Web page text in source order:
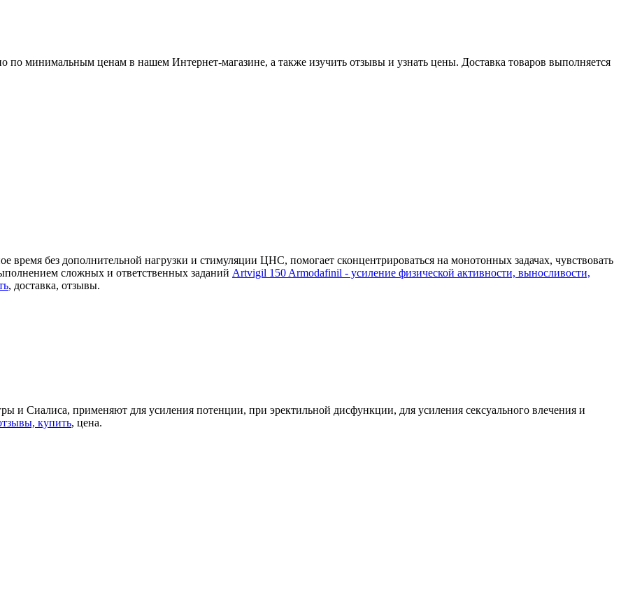
по минимальным ценам в нашем Интернет-магазине, а также изучить отзывы и узнать цены. Доставка товаров выполняется
время без дополнительной нагрузки и стимуляции ЦНС, помогает сконцентрироваться на монотонных задачах, чувствовать
сложных и ответственных заданий Artvigil 150 Armodafinil - усиление физической активности, выносливости,
, доставка, отзывы.
и Сиалиса, применяют для усиления потенции, при эректильной дисфункции, для усиления сексуального влечения и
купить, цена.